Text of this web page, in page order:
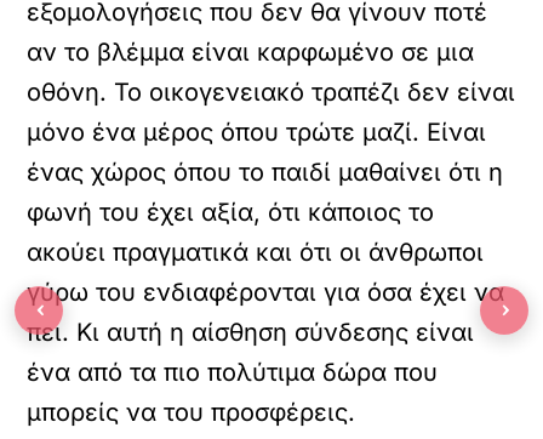
εξομολογήσεις που δεν θα γίνουν ποτέ
αν το βλέμμα είναι καρφωμένο σε μια
οθόνη. Το οικογενειακό τραπέζι δεν είναι
μόνο ένα μέρος όπου τρώτε μαζί. Είναι
ένας χώρος όπου το παιδί μαθαίνει ότι η
φωνή του έχει αξία, ότι κάποιος το
ακούει πραγματικά και ότι οι άνθρωποι
γύρω του ενδιαφέρονται για όσα έχει να
πει. Κι αυτή η αίσθηση σύνδεσης είναι
ένα από τα πιο πολύτιμα δώρα που
μπορείς να του προσφέρεις.
‹ ›